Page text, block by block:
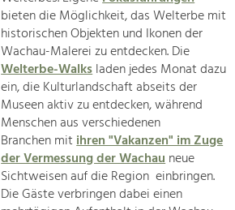
bieten die Möglichkeit, das Welterbe mit
historischen Objekten und Ikonen der
Wachau-Malerei zu entdecken. Die
Welterbe-Walksladen jedes Monat dazu
ein, die Kulturlandschaft abseits der
Museen aktiv zu entdecken, während
Menschen aus verschiedenen
Branchen mitihren "Vakanzen" im Zuge
der Vermessung der Wachauneue
Sichtweisen auf die Region einbringen.
Die Gäste verbringen dabei einen